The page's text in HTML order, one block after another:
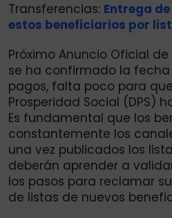
Transferencias: Entrega
estos beneficiarios por
Próximo Anuncio Oficial
se ha confirmado la
pagos, falta poco para
Prosperidad Social (DPS)
Es fundamental que los
constantemente los
una vez publicados los
deberán aprender a
los pasos para reclamar
de listas de nuevos